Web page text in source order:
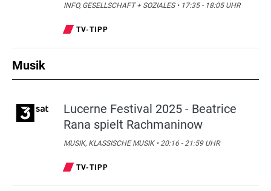
INFO, GESELLSCHAFT + SOZIALES • 17:35 - 18:05 UHR
TV-TIPP
Musik
Lucerne Festival 2025 - Beatrice
Rana spielt Rachmaninow
MUSIK, KLASSISCHE MUSIK • 20:16 - 21:59 UHR
TV-TIPP